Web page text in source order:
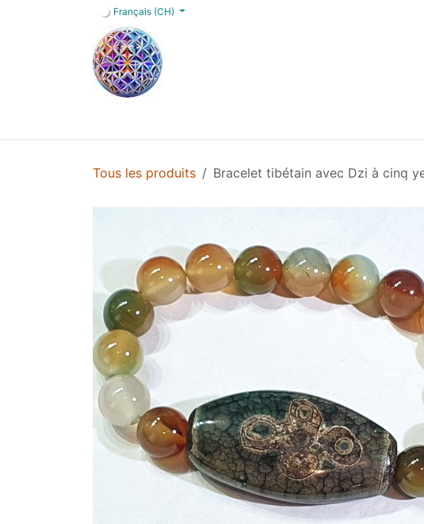
Se rendre au contenuFrançais (CH)
Tous les produits Bracelet tibétain avec Dzi à cinq